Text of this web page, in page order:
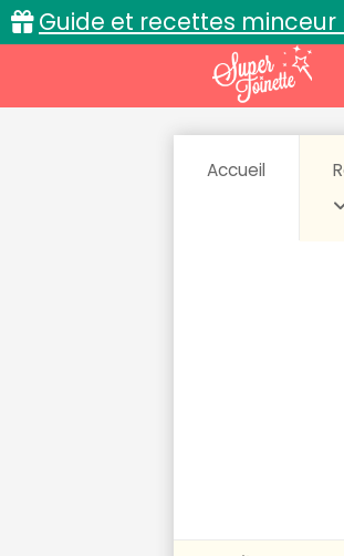
Guide et recettes minceur
Accueil